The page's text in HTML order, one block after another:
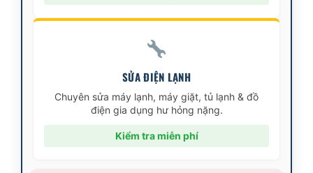
SỬA ĐIỆN LẠNH
Chuyên sửa máy lạnh, máy giặt, tủ lạnh & đồ
điện gia dụng hư hỏng nặng.
Kiểm tra miễn phí